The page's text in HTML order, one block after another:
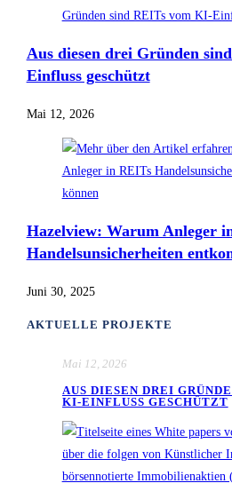
Aus diesen drei Gründen
Einfluss geschützt
Mai 12, 2026
Hazelview: Warum Anleger
Handelsunsicherheiten
Juni 30, 2025
AKTUELLE PROJEKTE
Mai 12, 2026
AUS DIESEN DREI
KI-EINFLUSS GESCHÜTZT